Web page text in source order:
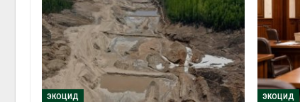
ЭКОЦИД ЭКОЦИД